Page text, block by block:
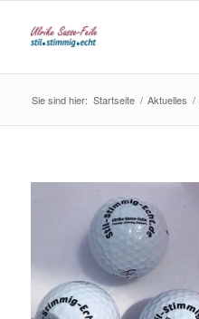
Sie sind hier: Startseite / Aktuelles /